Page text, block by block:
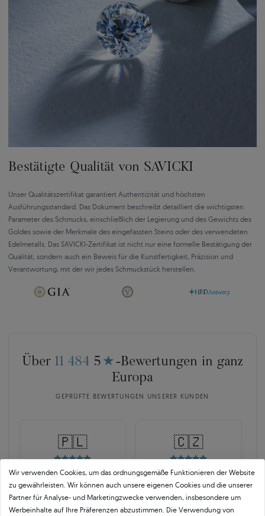
Bestätigte Qualität von SAVICKI
Unser Qualitätszertifikat garantiert Authentizität und höchsten
Ausführungsstandard. Das Dokument beschreibt detailliert die wichtigsten
Parameter des Schmucks, einschließlich der Legierung und des Gewichts des
Goldes sowie der Merkmale des eingefassten Steins oder des verwendeten
Edelmetalls. Das SAVICKI-Zertifikat ist nicht nur eine formelle Bestätigung der
Qualität, sondern auch ein Beweis für die Kunstfertigkeit, Präzision und
Verantwortung, mit der wir jedes Schmuckstück herstellen.
Über 11 484 5 ★ -Bewertungen in ganz
Europa
GEPRÜFTE BEWERTUNGEN UNSERER KUNDEN
🇵🇱
10 468
OPINEO
Polen
🇨🇿
252
HEUREKA
Tschechien
Wir verwenden Cookies, um das ordnungsgemäße Funktionieren der Website
zu gewährleisten. Wir können auch unsere eigenen Cookies und die unserer
Partner für Analyse- und Marketingzwecke verwenden, insbesondere um
Werbeinhalte auf Ihre Präferenzen abzustimmen. Die Verwendung von